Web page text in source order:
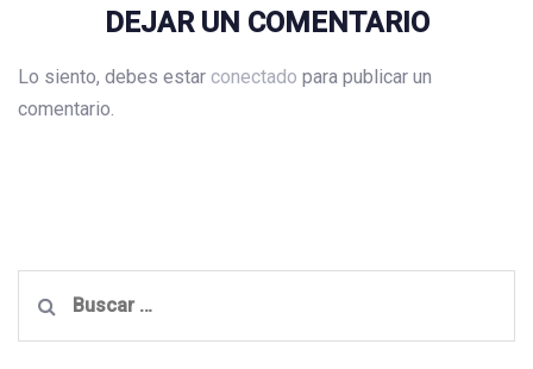
DEJAR UN COMENTARIO
Lo siento, debes estar conectado para publicar un
comentario.